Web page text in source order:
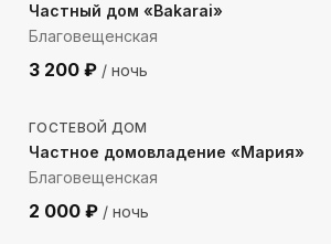
Частный дом «Bakarai»
Благовещенская
3 200 ₽ / ночь
1502 м до моря
ГОСТЕВОЙ ДОМ
Частное домовладение «Мария»
Благовещенская
2 000 ₽ / ночь
1644 м до моря